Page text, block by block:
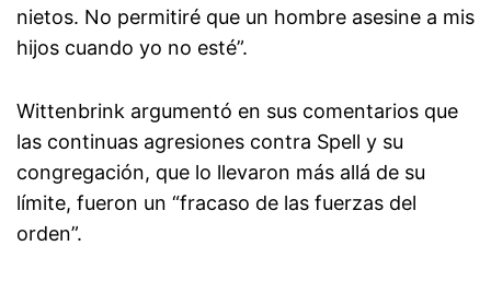
nietos. No permitiré que un hombre asesine a mis
hijos cuando yo no esté”.
Wittenbrink argumentó en sus comentarios que
las continuas agresiones contra Spell y su
congregación, que lo llevaron más allá de su
límite, fueron un “fracaso de las fuerzas del
orden”.